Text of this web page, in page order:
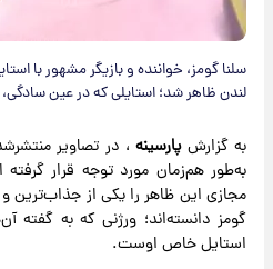
سلنا گومز، خواننده و بازیگر مشهور با
لندن ظاهر شد؛ استایلی که در عین
به گزارشپارسینه، در تصاویر
به‌طور هم‌زمان مورد توجه قرار
مجازی این ظاهر را یکی از جذاب‌ترین و
گومز دانسته‌اند؛ ورژنی که به گفته
استایل خاص اوست.